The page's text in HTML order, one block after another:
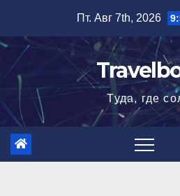
содержимому
Пт. Авг 7th, 2026
Туда, где